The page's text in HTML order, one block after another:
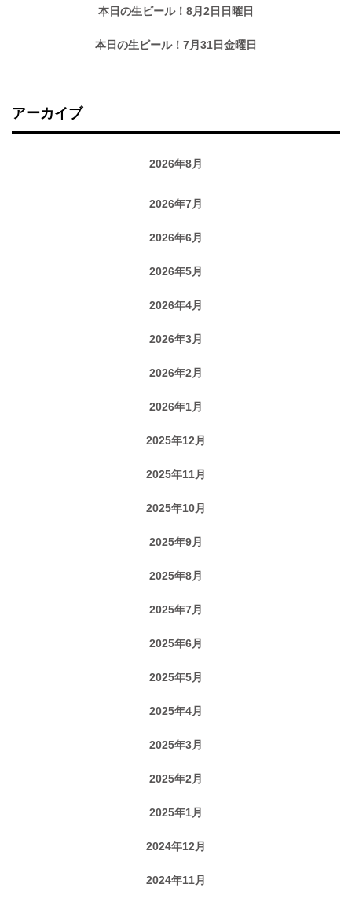
本日の生ビール！8月2日日曜日
本日の生ビール！7月31日金曜日
アーカイブ
2026年8月
2026年7月
2026年6月
2026年5月
2026年4月
2026年3月
2026年2月
2026年1月
2025年12月
2025年11月
2025年10月
2025年9月
2025年8月
2025年7月
2025年6月
2025年5月
2025年4月
2025年3月
2025年2月
2025年1月
2024年12月
2024年11月